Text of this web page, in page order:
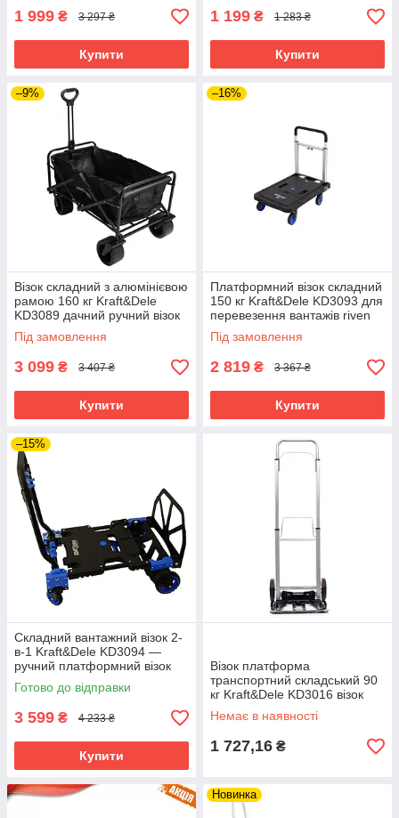
1 999 ₴ 3 297 ₴
Купити
1 199 ₴ 1 283 ₴
Купити
–9%
Візок складний з алюмінієвою
рамою 160 кг Kraft&Dele
KD3089 дачний ручний візок
riven
Під замовлення
3 099 ₴ 3 407 ₴
Купити
–16%
Платформний візок складний
150 кг Kraft&Dele KD3093 для
перевезення вантажів riven
Під замовлення
2 819 ₴ 3 367 ₴
Купити
–15%
Складний вантажний візок 2-
в-1 Kraft&Dele KD3094 —
ручний платформний візок
150 кг riven
Готово до відправки
3 599 ₴ 4 233 ₴
Купити
Візок платформа
транспортний складський 90
кг Kraft&Dele KD3016 візок
платформний riven
Немає в наявності
1 727,16 ₴
Новинка